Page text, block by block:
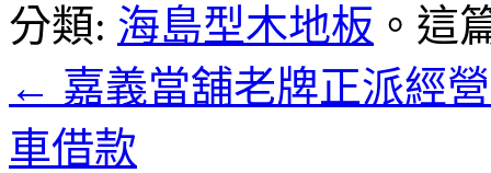
分類: 海島型木地板 。這
← 嘉義當舖老牌正派經
車借款